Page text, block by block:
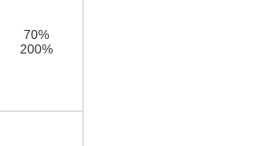
70%
200%